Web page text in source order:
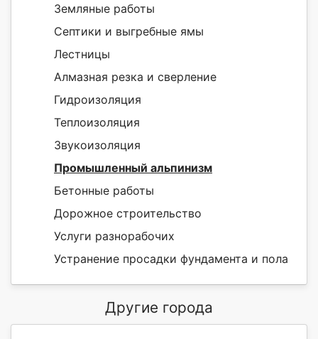
Земляные работы
Септики и выгребные ямы
Лестницы
Алмазная резка и сверление
Гидроизоляция
Теплоизоляция
Звукоизоляция
Промышленный альпинизм
Бетонные работы
Дорожное строительство
Услуги разнорабочих
Устранение просадки фундамента и пола
Другие города